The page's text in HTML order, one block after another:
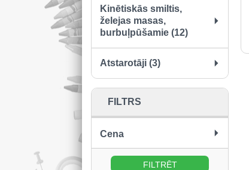
Kinētiskās smiltis,
želejas masas,
burbuļpūšamie (12)
Atstarotāji (3)
FILTRS
Cena
no:
līdz: